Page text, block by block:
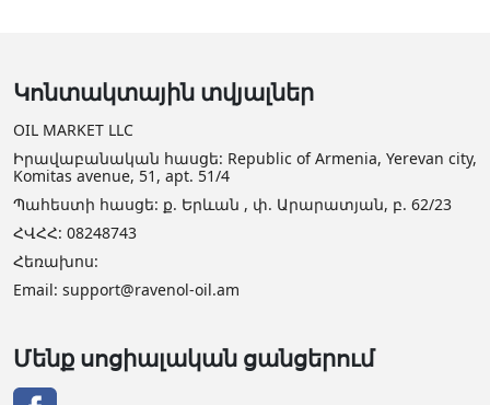
Կոնտակտային տվյալներ
OIL MARKET LLC
Իրավաբանական հասցե: Republic of Armenia, Yerevan city,
Komitas avenue, 51, apt. 51/4
Պահեստի հասցե: ք. Երևան , փ. Արարատյան, բ. 62/23
ՀՎՀՀ: 08248743
Հեռախոս:
Email: support@ravenol-oil.am
Մենք սոցիալական ցանցերում